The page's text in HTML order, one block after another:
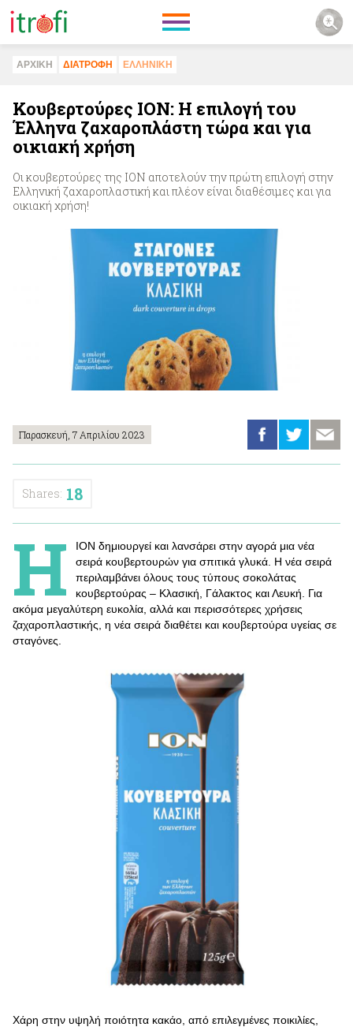
ΑΡΧΙΚΗ ΔΙΑΤΡΟΦΗ ΕΛΛΗΝΙΚΗ
Κουβερτούρες ΙΟΝ: Η επιλογή του
Έλληνα ζαχαροπλάστη τώρα και για
οικιακή χρήση
Οι κουβερτούρες της ΙΟΝ αποτελούν την πρώτη επιλογή στην
Ελληνική ζαχαροπλαστική και πλέον είναι διαθέσιμες και για
οικιακή χρήση!
Παρασκευή, 7 Απριλίου 2023
Shares: 18
Η
ΙΟΝ δημιουργεί και λανσάρει στην αγορά μια νέα
σειρά κουβερτουρών για σπιτικά γλυκά. Η νέα σειρά
περιλαμβάνει όλους τους τύπους σοκολάτας
κουβερτούρας – Κλασική, Γάλακτος και Λευκή. Για
ακόμα μεγαλύτερη ευκολία, αλλά και περισσότερες χρήσεις
ζαχαροπλαστικής, η νέα σειρά διαθέτει και κουβερτούρα υγείας σε
σταγόνες.
Χάρη στην υψηλή ποιότητα κακάο, από επιλεγμένες ποικιλίες,